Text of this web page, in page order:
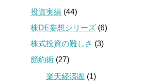
投資実績 (44)
株DE妄想シリーズ (6)
株式投資の難しさ (3)
節約術 (27)
楽天経済圏 (1)